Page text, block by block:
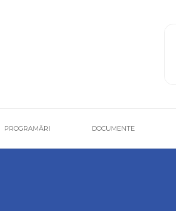
PROGRAMĂRI DOCUMENTE